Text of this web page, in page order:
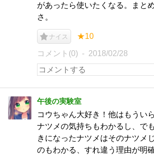
があったら使いたくなる。まと
さ。
ナイス ★10
コメント(0) 2018/02/28
午後の実験室
コウちゃん大好き！他はもうい
ナツメの気持ちもわかるし、で
きになったナツメはそのナツメ
のもわかる、すれ違う理由が明